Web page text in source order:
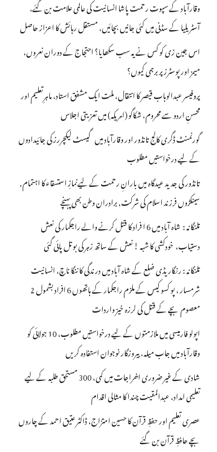
وقارآباد کے سپوت رحمت پاشا انسانیت کی عالمی علامت بن گئے،
آسٹریلیا کے سڈنی میں کئی جانیں بچائیں، مستقل رہائش کا اعزاز حاصل
اس جین زی کو کس نے یہ سب سکھایا؟ احتجاج کے دوران نعروں،
میمز اور پوسٹرز پر برہمی کیوں؟
پروفیسر عبدالوہاب قیصر کا انتقال، ملت ایک مشفق استاد، ماہرِتعلیم اور
محسنِ اردو سے محروم، شکاگو (امریکہ) میں تعزیتی اجلاس
گورنمنٹ ڈگری کالج تانڈور اور وقارآباد میں گیسٹ لیکچررز کی جائیدادوں
کے لیے درخواستیں مطلوب
تانڈور کی جدید عیدگاہ میں بارانِ رحمت کے لیےنمازِ استسقاء کا اہتمام,
سینکڑوں فرزند اسلام کی شرکت, برادران وطن بھی پہنچے
تلنگانہ : شاہ آباد میں 6 ا فراد کا قتل کرنے والے راجکمار کی نعش
دستیاب، خودکشی کا شبہ ! نعش کے ساتھ زہر کی بوتل پائی گئی
تلنگانہ : رنگاریڈی ضلع کے شاہ آباد میں درندگی کا ننگا ناچ، انسانیت
شرمسار ، پو کسو کیس کے ملزم راجکمار کے ہاتھوں 6 افراد بشمول 2
معصوم بچے کے قتل کی لرزہ خیز واردات
اپولو فارمیسی میں ملازمتوں کے لیے درخواستیں مطلوب، 10 جولائی کو
وقارآباد میں جاب میلہ، بیروزگار نوجوان استفادہ کریں
شادی کے غیر ضروری اخراجات میں کمی، 300 مستحق طلبہ کے لیے
تعلیمی امداد، عبدالمقیت چندا کا مثالی اقدام
عصری تعلیم اور حفظِ قرآن کا حسین امتزاج، ڈاکٹر عتیق احمد کے چاروں
بچے حافظِ قرآن بن گئے